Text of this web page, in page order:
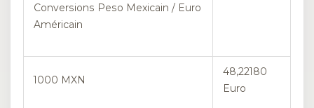
Conversions Peso Mexicain / Euro
Américain
1000 MXN
48,22180
Euro